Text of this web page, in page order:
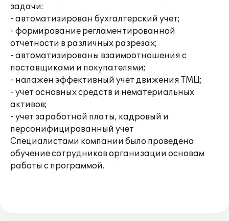
задачи:
- автоматизирован бухгалтерский учет;
- формирование регламентированной
отчетности в различных разрезах;
- автоматизированы взаимоотношения с
поставщиками и покупателями;
- налажен эффективный учет движения ТМЦ;
- учет основных средств и нематериальных
активов;
- учет заработной платы, кадровый и
персонифицированный учет
Специалистами компании было проведено
обучение сотрудников организации основам
работы с программой.